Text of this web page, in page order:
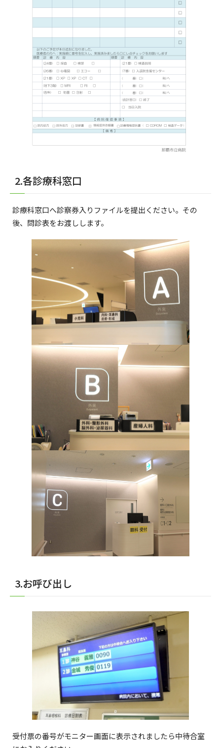
2.各診療科窓口
診療科窓口へ診察券入りファイルを提出ください。その
後、問診表をお渡しします。
3.お呼び出し
受付票の番号がモニター画面に表示されましたら中待合室